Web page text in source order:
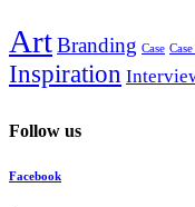
ArtBranding Case
Inspiration
Follow us
Facebook